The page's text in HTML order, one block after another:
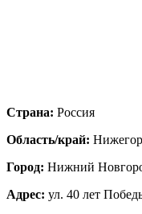
Страна: Россия
Область/край:
Город: Нижний
Адрес: ул. 40 лет